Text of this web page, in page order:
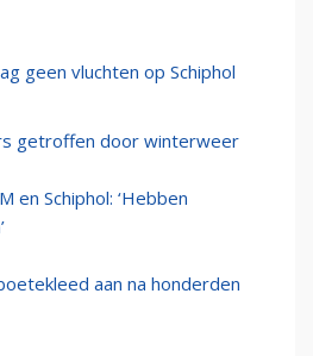
geen vluchten op Schiphol
getroffen door winterweer
en Schiphol: ‘Hebben
aan na honderden